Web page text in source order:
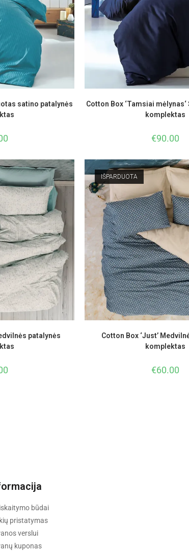
satino patalynės
Cotton Box ‘Tamsiai
komplektas
€90.00
patalynės
IŠPARDUOTA
Cotton Box ‘Just’
komplektas
€60.00
būdai
pristatymas
verslui
kuponas